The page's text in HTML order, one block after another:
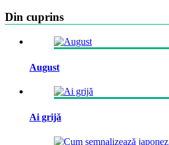
Din cuprins
August
Ai grijă